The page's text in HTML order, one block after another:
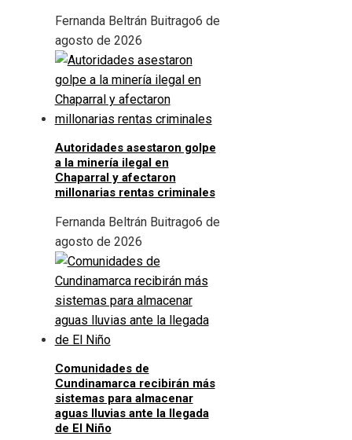
Fernanda Beltrán Buitrago6 de
agosto de 2026
Autoridades asestaron golpe
a la minería ilegal en
Chaparral y afectaron
millonarias rentas criminales
Fernanda Beltrán Buitrago6 de
agosto de 2026
Comunidades de
Cundinamarca recibirán más
sistemas para almacenar
aguas lluvias ante la llegada
de El Niño